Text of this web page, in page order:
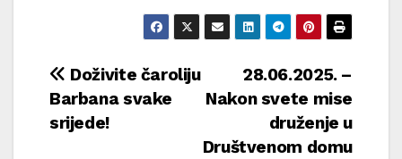
Navigacija
objava
28.06.2025. –
Nakon svete mise
druženje u
Društvenom domu
Doživite čaroliju
Barbana svake
srijede!